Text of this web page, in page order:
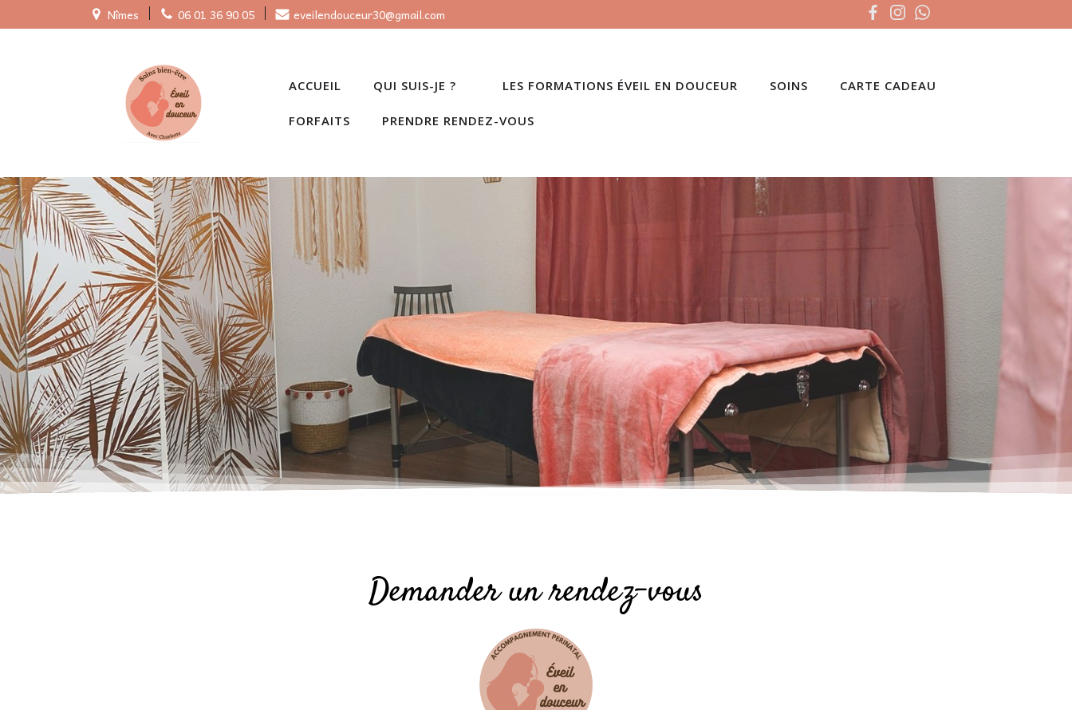
Nîmes 06 01 36 90 05 eveilendouceur30@gmail.com
ACCUEIL QUI SUIS-JE ? LES FORMATIONS ÉVEIL EN DOUCEUR SOINS CARTE CADEAU
FORFAITS PRENDRE RENDEZ-VOUS
Demander un rendez-vous